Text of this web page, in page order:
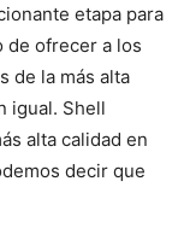
etapa para
de ofrecer a los
de la más alta
igual. Shell
alta calidad en
decir que